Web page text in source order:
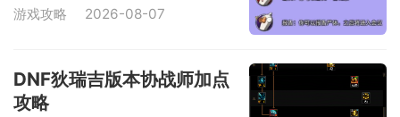
游戏攻略 2026-08-07
DNF狄瑞吉版本协战师加点
攻略